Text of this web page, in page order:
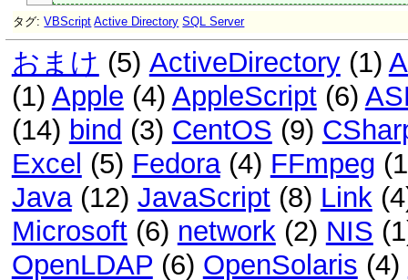
タグ:VBScript Active Directory SQL Server
おまけ (5) ActiveDirectory(1)
(1) Apple (4) AppleScript(6)
(14) bind (3) CentOS (9)
Excel (5) Fedora(4) FFmpeg
Java(12) JavaScript(8) Link
Microsoft(6) network(2) NIS
OpenLDAP (6) OpenSolaris (4)